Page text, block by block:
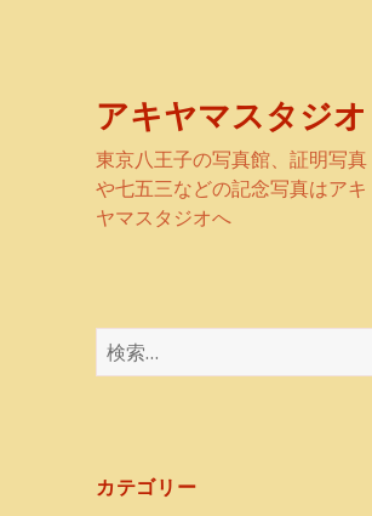
アキヤマスタジオ
東京八王子の写真館、証明写真
や七五三などの記念写真はアキ
ヤマスタジオへ
検
索:
カテゴリー